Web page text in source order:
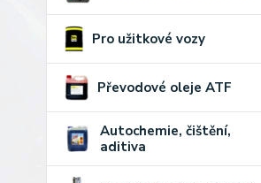
Pro užitkové vozy
Převodové oleje ATF
Autochemie, čištění,
aditiva